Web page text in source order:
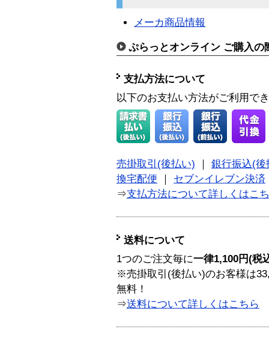
メーカ商品情報
ぷらっとオンライン ご購入の
支払方法について
以下のお支払い方法がご利用で
売掛取引(後払い)
銀行振込(後
換宅配便
セブンイレブン決済
⇒支払方法について詳しくはこ
送料について
1つのご注文毎に一律1,100円(税
※売掛取引(後払い)のお客様は
無料！
⇒送料について詳しくはこちら